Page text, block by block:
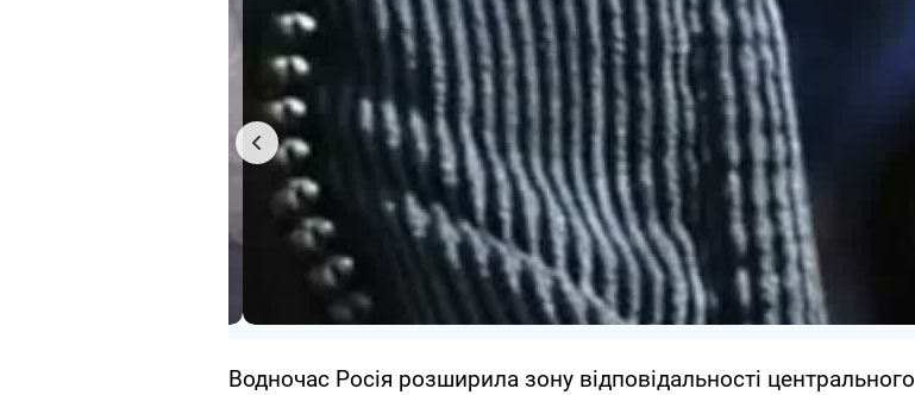
Водночас Росія розширила зону відповідальності центрального